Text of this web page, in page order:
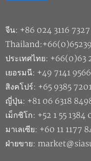
จีน: +86 024 3116 7327
ประเทศไทย: +66(0)63
เยอรมนี: +49 7141
สิงคโปร์: +65 9385
ญี่ปุ่น: +81 06 6318
เม็กซิโก: +52 1 55 1384
มาเลเซีย: +60 11 1177
ฝ่ายขาย: